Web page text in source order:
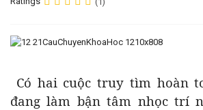
Có hai cuộc truy tìm hoàn
đang làm bận tâm nhọc trí